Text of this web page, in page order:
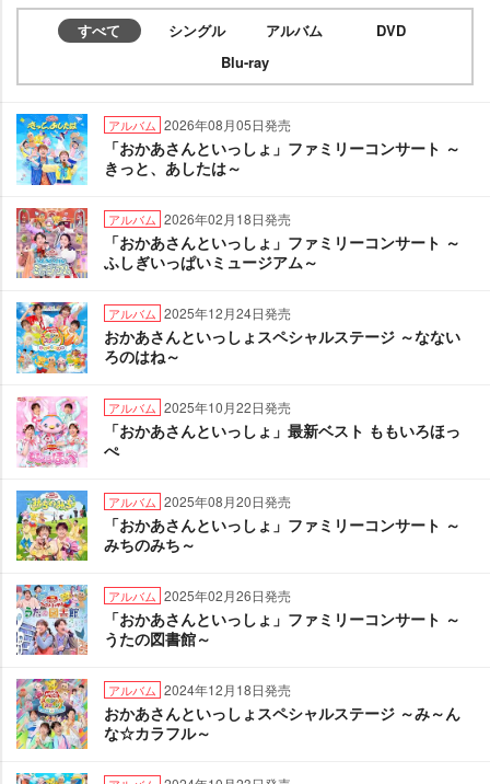
すべて シングル アルバム
DVD
Blu-ray
アルバム 2026年08月05日発売
「おかあさんといっしょ」ファミリーコンサート ～
きっと、あしたは～
アルバム 2026年02月18日発売
「おかあさんといっしょ」ファミリーコンサート ～
ふしぎいっぱいミュージアム～
アルバム 2025年12月24日発売
おかあさんといっしょスペシャルステージ ～なない
ろのはね～
アルバム 2025年10月22日発売
「おかあさんといっしょ」最新ベスト ももいろほっ
ぺ
アルバム 2025年08月20日発売
「おかあさんといっしょ」ファミリーコンサート ～
みちのみち～
アルバム 2025年02月26日発売
「おかあさんといっしょ」ファミリーコンサート ～
うたの図書館～
アルバム 2024年12月18日発売
おかあさんといっしょスペシャルステージ ～み～ん
な☆カラフル～